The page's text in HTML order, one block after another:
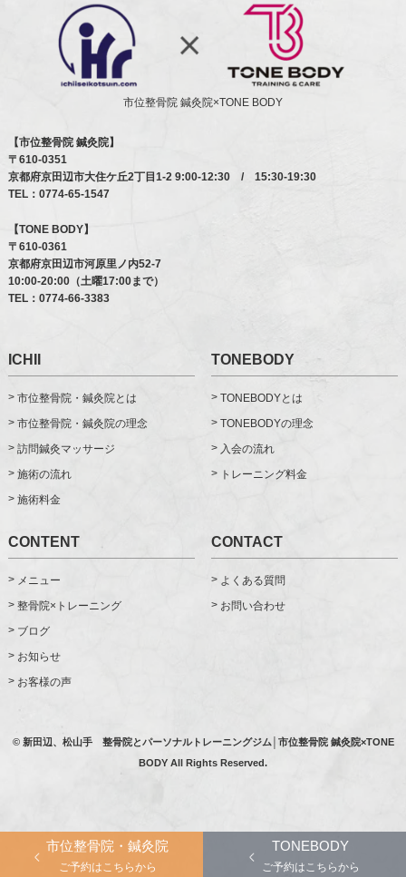
市位整骨院・鍼灸院
ご予約はこちらから
TONEBODY
ご予約はこちらから
市位整骨院 鍼灸院×TONE BODY
【市位整骨院 鍼灸院】
〒610-0351
京都府京田辺市大住ケ丘2丁目1-29:00-12:30 / 15:30-19:30
TEL： 0774-65-1547
【TONE BODY】
〒610-0361
京都府京田辺市河原里ノ内52-7
10:00-20:00（土曜17:00まで）
TEL： 0774-66-3383
ICHII
市位整骨院・鍼灸院とは
市位整骨院・鍼灸院の理念
訪問鍼灸マッサージ
施術の流れ
施術料金
TONEBODY
TONEBODYとは
TONEBODYの理念
入会の流れ
トレーニング料金
CONTENT
メニュー
整骨院×トレーニング
ブログ
お知らせ
お客様の声
CONTACT
よくある質問
お問い合わせ
© 新田辺、松山手 整骨院とパーソナルトレーニングジム│市位整骨院 鍼灸院×TONE
BODY All Rights Reserved.